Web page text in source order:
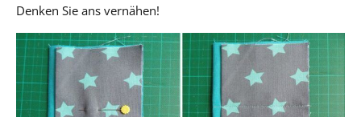
Denken Sie ans vernähen!